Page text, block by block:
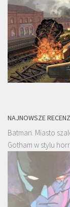
NAJNOWSZE
Batman. Miasto
Gotham w stylu